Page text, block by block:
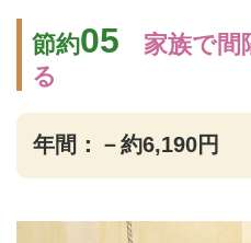
節約05
家族で間
る
年間：－約6,190円